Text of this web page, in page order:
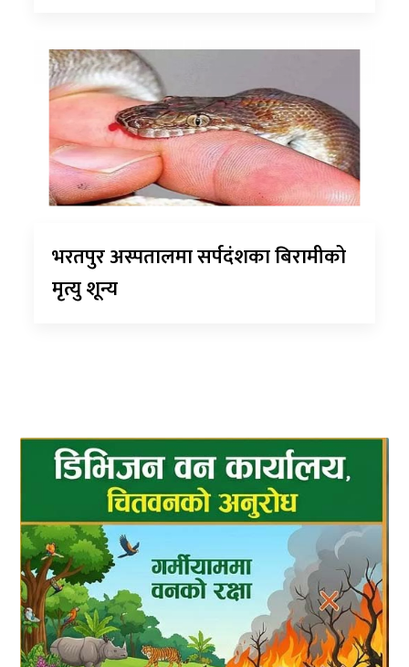
भरतपुर अस्पतालमा सर्पदंशका बिरामीको
मृत्यु शून्य